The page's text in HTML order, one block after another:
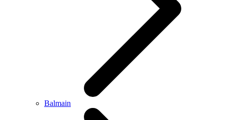
Balmain